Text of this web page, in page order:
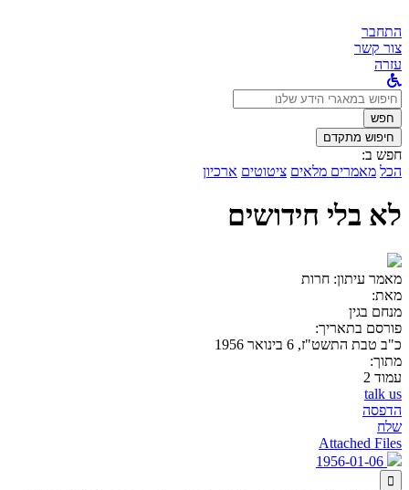
התחבר
צור קשר
עזרה
לחפש
ב:חפש
חיפוש מתקדם
חפש ב:
הכל מאמרים מלאים ציטוטים ארכיון
לא בלי חידושים
מאמר עיתון: חרות
מאת:
מנחם בגין
פורסם בתאריך:
כ"ב טבת התשט"ז, 6 בינואר 1956
מתוך:
עמוד 2
talk us
הדפסה
שלח
Attached Files
